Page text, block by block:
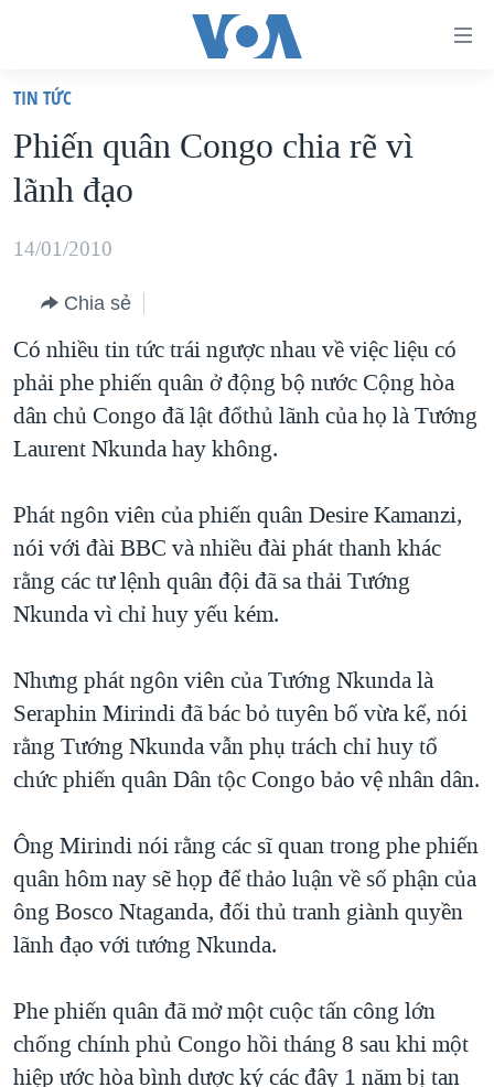
truy
cập
Tới
dung
chính
điều
hướng
chính
Đi
"Tìm"
VIỆT NAM
HOA KỲ
BIỂN ĐÔNG
BLOG
DIỄN ĐÀN
MỤC
TỰ DO BÁO CHÍ
NGƯỜI VIỆT HẢI NGOẠI
ĐỜI SỐNG
KINH TẾ
SỨC KHOẺ
VĂN HOÁ
THỂ THAO
GIÁO DỤC
CHUYÊN ĐỀ
HÀNH TRÌNH BẦU CỬ 2024
MỘT NĂM CHIẾN TRANH TẠI DẢI GAZA
GIẢI MÃ VÀNH ĐAI & CON ĐƯỜNG
TRỊNH VĨNH BÌNH - NGƯỜI HẠ 'BÊN THẮNG CUỘC'
GROUND ZERO – XƯA VÀ NAY
CHI PHÍ CHIẾN TRANH AFGHANISTAN
THƯỢNG ĐỈNH TRUMP-KIM TẠI VIỆT NAM
TRỊNH VĨNH BÌNH VS. CHÍNH PHỦ VIỆT NAM
NGƯ DÂN VIỆT VÀ LÀN SÓNG TRỘM HẢI SÂM
QUAN HỆ VIỆT MỸ
VIDEO
NGHE
MẠNG XÃ HỘI
Ngôn ngữ khác
TIN TỨC
Phiến quân Congo chia rẽ vì
lãnh đạo
14/01/2010
Chia sẻ
Có nhiều tin tức trái ngược nhau về việc liệu có
phải phe phiến quân ở động bộ nước Cộng hòa
dân chủ Congo đã lật đổthủ lãnh của họ là Tướng
Laurent Nkunda hay không.
Phát ngôn viên của phiến quân Desire Kamanzi,
nói với đài BBC và nhiều đài phát thanh khác
rằng các tư lệnh quân đội đã sa thải Tướng
Nkunda vì chỉ huy yếu kém.
Nhưng phát ngôn viên của Tướng Nkunda là
Seraphin Mirindi đã bác bỏ tuyên bố vừa kể, nói
rằng Tướng Nkunda vẫn phụ trách chỉ huy tổ
chức phiến quân Dân tộc Congo bảo vệ nhân dân.
Ông Mirindi nói rằng các sĩ quan trong phe phiến
quân hôm nay sẽ họp để thảo luận về số phận của
ông Bosco Ntaganda, đối thủ tranh giành quyền
lãnh đạo với tướng Nkunda.
Phe phiến quân đã mở một cuộc tấn công lớn
chống chính phủ Congo hồi tháng 8 sau khi một
hiệp ước hòa bình dược ký các đây 1 năm bị tan